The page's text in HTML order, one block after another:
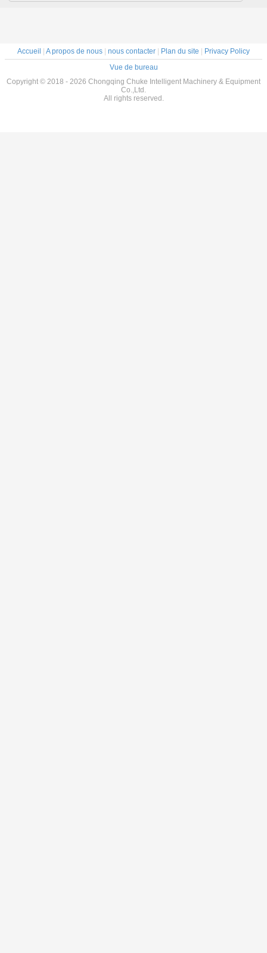
Accueil A propos de nous nous contacter Plan du site
Privacy Policy
Vue de bureau
Copyright © 2018 - 2026 Chongqing Chuke Intelligent Machinery & Equipment
Co.,Ltd.
All rights reserved.